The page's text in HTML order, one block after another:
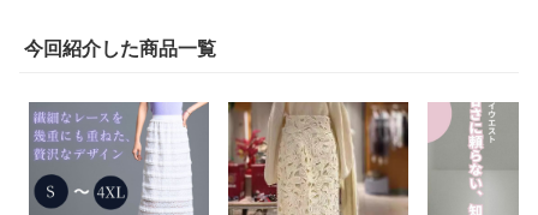
今回紹介した商品一覧